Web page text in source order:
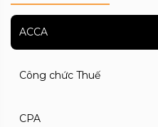
ACCA
Công chức Thuế
CPA